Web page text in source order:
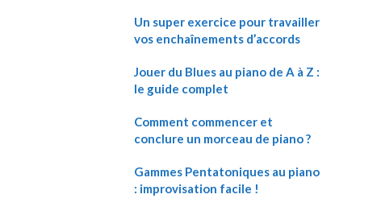
Un super exercice pour travailler
vos enchaînements d’accords
Jouer du Blues au piano de A à Z :
le guide complet
Comment commencer et
conclure un morceau de piano ?
Gammes Pentatoniques au piano
: improvisation facile !